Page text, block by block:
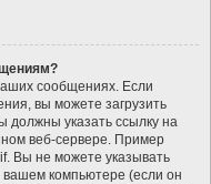
сообщениях. Если
вы можете загрузить
должны указать ссылку на
веб-сервере. Пример
Вы не можете указывать
компьютере (если он